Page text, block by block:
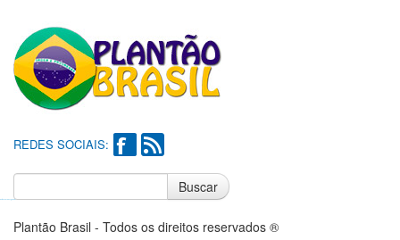
REDES SOCIAIS:
Buscar
Plantão Brasil - Todos os direitos reservados ®